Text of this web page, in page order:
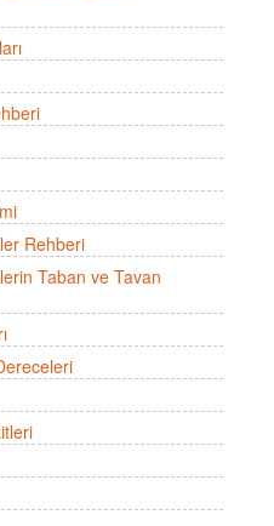
Rehberi
Taban ve Tavan